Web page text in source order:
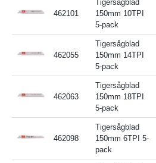
462101
Tigersågblad
150mm 10TPI
5-pack
462055
Tigersågblad
150mm 14TPI
5-pack
462063
Tigersågblad
150mm 18TPI
5-pack
462098
Tigersågblad
150mm 6TPI 5-
pack